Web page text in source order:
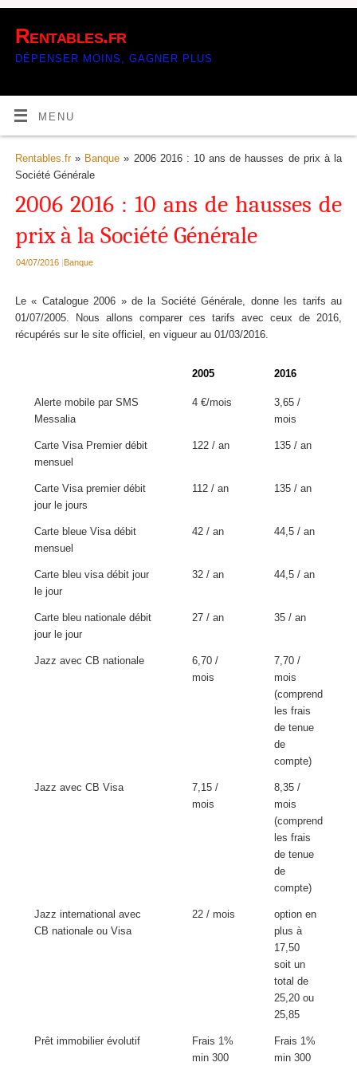
Rentables.fr
DÉPENSER MOINS, GAGNER PLUS
MENU
Rentables.fr» Banque » 2006 2016 : 10 ans de hausses de prix à la
Société Générale
2006 2016 : 10 ans de hausses de
prix à la Société Générale
04/07/2016 |Banque
Le « Catalogue 2006 » de la Société Générale, donne les tarifs au
01/07/2005. Nous allons comparer ces tarifs avec ceux de 2016,
récupérés sur le site officiel, en vigueur au 01/03/2016.
2005 2016
Alerte mobile par SMS
Messalia
4 €/mois
3,65 /
mois
Carte Visa Premier débit
mensuel
122 / an 135 / an
Carte Visa premier débit
jour le jours
112 / an 135 / an
Carte bleue Visa débit
mensuel
42 / an 44,5 / an
Carte bleu visa débit jour
le jour
32 / an 44,5 / an
Carte bleu nationale débit
jour le jour
27 / an 35 / an
Jazz avec CB nationale
6,70 /
mois
7,70 /
mois
(comprend
les frais
de tenue
de
compte)
Jazz avec CB Visa
7,15 /
mois
8,35 /
mois
(comprend
les frais
de tenue
de
compte)
Jazz international avec
CB nationale ou Visa
22 / mois
option en
plus à
17,50
soit un
total de
25,20 ou
25,85
Prêt immobilier évolutif
Frais 1%
min 300
Frais 1%
min 300